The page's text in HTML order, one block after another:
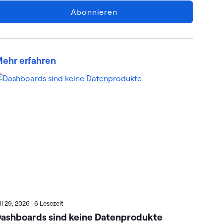
Abonnieren
erfahren
29, 2026 | 6 Lesezeit
sind keine Datenprodukte